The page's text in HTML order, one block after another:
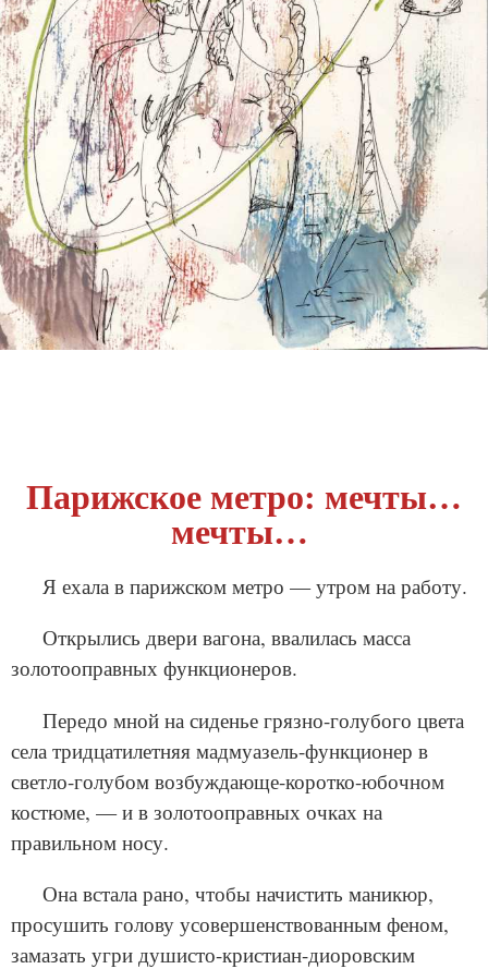
Парижское метро: мечты…
мечты…
Я ехала в парижском метро — утром на работу.
Открылись двери вагона, ввалилась масса
золотооправных функционеров.
Передо мной на сиденье грязно-голубого цвета
села тридцатилетняя мадмуазель-функционер в
светло-голубом возбуждающе-коротко-юбочном
костюме, — и в золотооправных очках на
правильном носу.
Она встала рано, чтобы начистить маникюр,
просушить голову усовершенствованным феном,
замазать угри душисто-кристиан-диоровским